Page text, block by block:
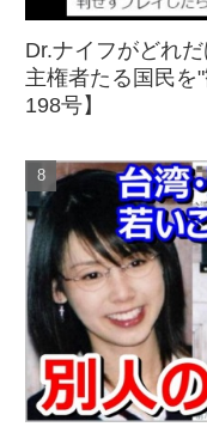
Dr.ナイフがどれ
主権者たる国民を
198号】